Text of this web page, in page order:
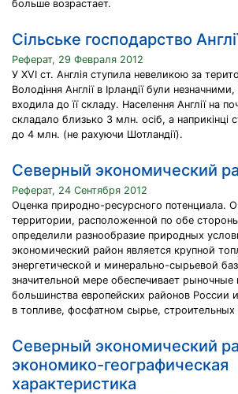
больше возрастает.
Сільське господарство
Реферат, 29 Февраля 2012
У XVI ст. Англія ступила невеликою за
Володіння Англії в Ірландії були
входила до її складу. Населення Англії на
складало близько 3 млн. осіб, а наприкінці
до 4 млн. (не рахуючи Шотландії).
Северный экономический
Реферат, 24 Сентября 2012
Оценка природно-ресурсного потенциала.
территории, расположенной по обе
определили разнообразие природных
экономический район является крупной
энергетической и минерально-сырьевой
значительной мере обеспечивает рыночные
большинства европейских районов России
в топливе, фосфатном сырье, строительных
Северный экономический
экономико-географическая
характеристика